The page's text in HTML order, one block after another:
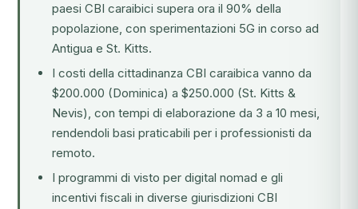
paesi CBI caraibici supera ora il 90% della
popolazione, con sperimentazioni 5G in corso ad
Antigua e St. Kitts.
I costi della cittadinanza CBI caraibica vanno da
$200.000 (Dominica) a $250.000 (St. Kitts &
Nevis), con tempi di elaborazione da 3 a 10 mesi,
rendendoli basi praticabili per i professionisti da
remoto.
I programmi di visto per digital nomad e gli
incentivi fiscali in diverse giurisdizioni CBI